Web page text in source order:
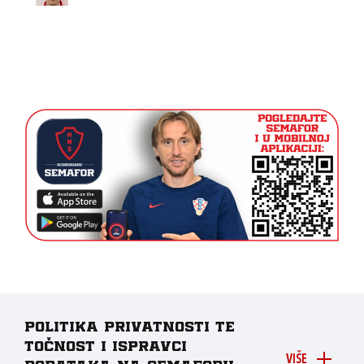
VIŠE
Politika privatnosti te
točnost i ispravci